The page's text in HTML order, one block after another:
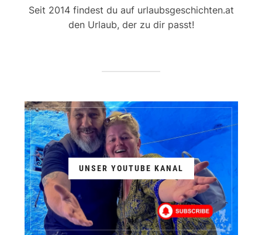
Seit 2014 findest du auf urlaubsgeschichten.at
den Urlaub, der zu dir passt!
UNSER YOUTUBE KANAL